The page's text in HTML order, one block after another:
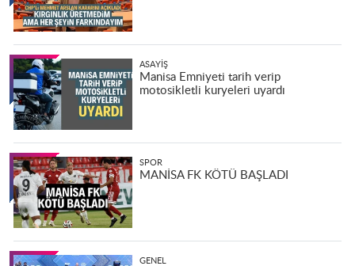
ASAYIŞ
Manisa Emniyeti tarih verip
motosikletli kuryeleri uyardı
SPOR
MANİSA FK KÖTÜ BAŞLADI
GENEL